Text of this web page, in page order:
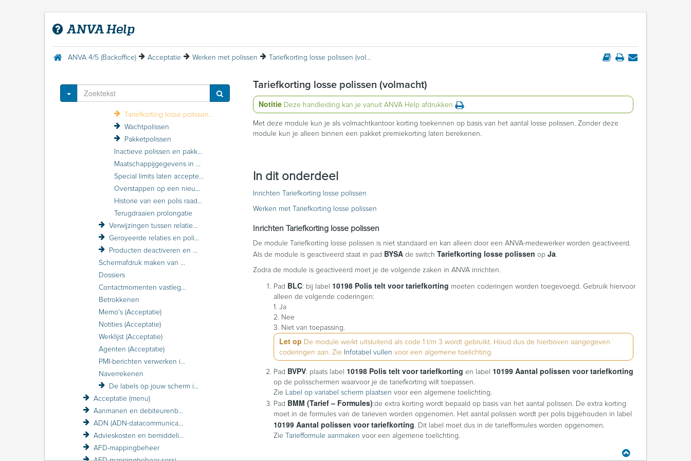
ANVA Help
ANVA 4/5 (Backoffice) Acceptatie Werken met polissen Tariefkorting losse polissen (volmacht)
Toggle Dropdown
Polis zoeken
Polisvolgbladen
Polisgegevens wijzigen
Wachtpolissen
Pakketpolissen
Inactieve polissen en pakketten
Maatschappijgegevens in de polis raadplegen
Special limits laten accepteren door de maatschappij
Overstappen op een nieuw product
Historie van een polis raadplegen
Terugdraaien prolongatie
Verwijzingen tussen relaties en polissen
Geroyeerde relaties en polissen
Producten deactiveren en activeren
Schermafdruk maken van een relatie of polis
Dossiers
Contactmomenten vastleggen
Betrokkenen
Memo's (Acceptatie)
Notities (Acceptatie)
Werklijst (Acceptatie)
Agenten (Acceptatie)
PMI-berichten verwerken in Acceptatie
Naverrekenen
De labels op jouw scherm in Acceptatie
Acceptatie (menu)
Aanmanen en debiteurenbewaking
ADN (ADN-datacommunicatie)
Advieskosten en bemiddelingskosten
AFD-mappingbeheer
Tariefkorting losse polissen (volmacht)
Notitie Deze handleiding kan je vanuit ANVA Help afdrukken
Met deze module kun je als volmachtkantoor korting toekennen op basis van het aantal losse polissen. Zonder deze
module kun je alleen binnen een pakket premiekorting laten berekenen.
In dit onderdeel
Inrichten Tariefkorting losse polissen
Werken met Tariefkorting losse polissen
Inrichten Tariefkorting losse polissen
De module Tariefkorting losse polissen is niet standaard en kan alleen door een ANVA-medewerker worden geactiveerd.
Als de module is geactiveerd staat in pad BYSA de switch Tariefkorting losse polissen op Ja
Zodra de module is geactiveerd moet je de volgende zaken in ANVA inrichten.
Pad BLC: bij label 10198 Polis telt voor tariefkorting moeten coderingen worden toegevoegd. Gebruik hiervoor
alleen de volgende coderingen:
1. Ja
2. Nee
3. Niet van toepassing.
Let op De module werkt uitsluitend als code 1 t/m 3 wordt gebruikt. Houd dus de hierboven aangegeven
coderingen aan. Zie
Infotabel vullen voor een algemene toelichting.
Pad BVPV: plaats label 10198 Polis telt voor tariefkorting en label 10199 Aantal polissen voor tariefkorting
op de polisschermen waarvoor je de tariefkorting wilt toepassen.
Zie
Label op variabel scherm plaatsen voor een algemene toelichting.
Pad BMM (Tarief – Formules):de extra korting wordt bepaald op basis van het aantal polissen. De extra korting
moet in de formules van de tarieven worden opgenomen. Het aantal polissen wordt per polis bijgehouden in label
10199 Aantal polissen voor tariefkorting . Dit label moet dus in de tariefformules worden opgenomen.
Zie Tariefformule aanmaken voor een algemene toelichting.